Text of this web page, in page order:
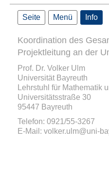
Seite Menü Info
Koordination des
Projektleitung an der
Prof. Dr. Volker Ulm
Universität Bayreuth
Lehrstuhl für Mathematik
Universitätsstraße 30
95447 Bayreuth
Telefon: 0921/55-3267
E-Mail: volker.ulm@uni-